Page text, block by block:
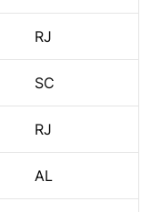
RJ
SC
RJ
AL